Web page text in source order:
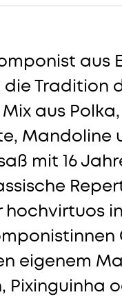
Tradition
aus
Mandoline
mit 16
hochvirtuos
eigenem
Pixinguinha